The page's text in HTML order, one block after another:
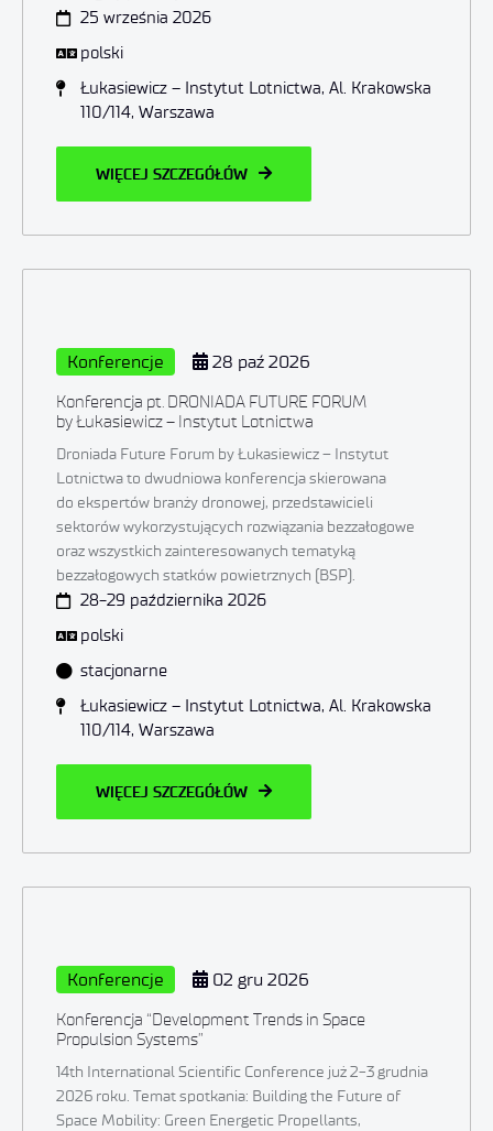
25 września 2026
polski
Łukasiewicz – Instytut Lotnictwa, Al. Krakowska
110/114, Warszawa
WIĘCEJ SZCZEGÓŁÓW
Konferencje 28 paź 2026
Konferencja pt. DRONIADA FUTURE FORUM
by Łukasiewicz – Instytut Lotnictwa
Droniada Future Forum by Łukasiewicz – Instytut
Lotnictwa to dwudniowa konferencja skierowana
do ekspertów branży dronowej, przedstawicieli
sektorów wykorzystujących rozwiązania bezzałogowe
oraz wszystkich zainteresowanych tematyką
bezzałogowych statków powietrznych (BSP).
28-29 października 2026
polski
stacjonarne
Łukasiewicz – Instytut Lotnictwa, Al. Krakowska
110/114, Warszawa
WIĘCEJ SZCZEGÓŁÓW
Konferencje 02 gru 2026
Konferencja “Development Trends in Space
Propulsion Systems”
14th International Scientific Conference już 2-3 grudnia
2026 roku. Temat spotkania: Building the Future of
Space Mobility: Green Energetic Propellants,